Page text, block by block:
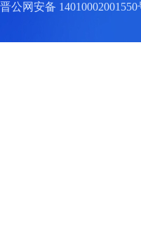
晋公网安备 14010002001550